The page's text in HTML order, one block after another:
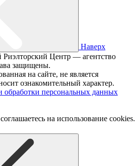
Наверх
Риэлторский Центр — агентство
защищены.
на сайте, не является
ознакомительный характер.
персональных данных
на использование cookies.